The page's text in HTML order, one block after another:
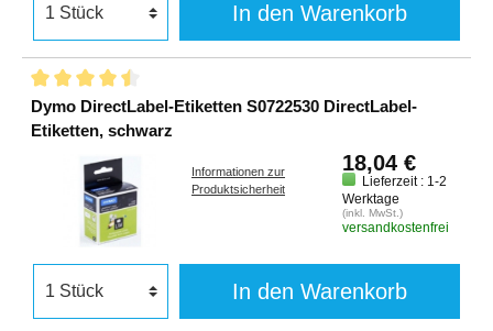
In den Warenkorb
Dymo DirectLabel-Etiketten S0722530 DirectLabel-
Etiketten, schwarz
Informationen zur
Produktsicherheit
18,04 €
Lieferzeit : 1-2
Werktage
(inkl. MwSt.)
versandkostenfrei
In den Warenkorb